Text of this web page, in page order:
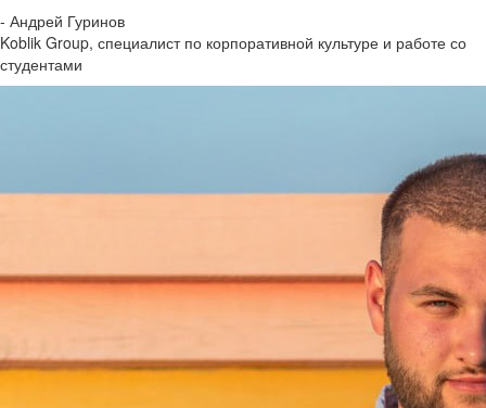
- Андрей Гуринов
Koblik Group, специалист по корпоративной культуре и работе со
студентами